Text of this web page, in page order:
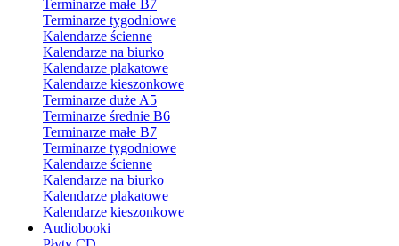
Terminarze małe B7
Terminarze tygodniowe
Kalendarze ścienne
Kalendarze na biurko
Kalendarze plakatowe
Kalendarze kieszonkowe
Terminarze duże A5
Terminarze średnie B6
Terminarze małe B7
Terminarze tygodniowe
Kalendarze ścienne
Kalendarze na biurko
Kalendarze plakatowe
Kalendarze kieszonkowe
Audiobooki